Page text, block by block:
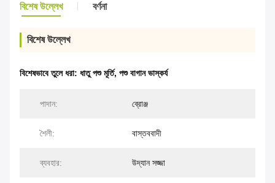
বিশেষ উল্লেখ বর্ণনা
বিশেষ উল্লেখ
বিশেষভাবে তুলে ধরা: ধাতু পশু মূর্তি, পশু বাগান ভাস্কর্য
পাদান: ব্রোঞ্জ
শৈলী: বাস্তববাদী
ব্যবহার: উদ্যান সজ্জা